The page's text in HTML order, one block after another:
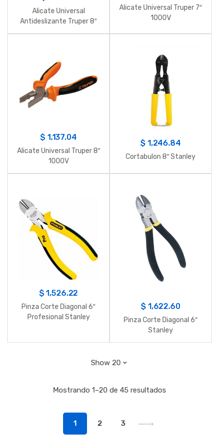
Alicate Universal
Antideslizante Truper 8″
T200-8
Alicate Universal Truper 7″
1000V
$ 1,137.04
Alicate Universal Truper 8″
1000V
$ 1,246.84
Cortabulon 8″ Stanley
$1,526.22
Pinza Corte Diagonal 6″
Profesional Stanley
$ 1,622.60
Pinza Corte Diagonal 6″
Stanley
Mostrando 1–20 de 45 resultados
1 2 3